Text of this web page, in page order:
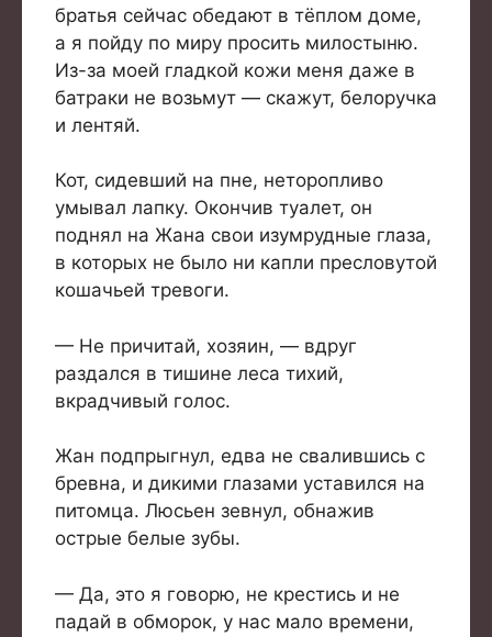
братья сейчас обедают в тёплом доме,
а я пойду по миру просить милостыню.
Из-за моей гладкой кожи меня даже в
батраки не возьмут — скажут, белоручка
и лентяй.
Кот, сидевший на пне, неторопливо
умывал лапку. Окончив туалет, он
поднял на Жана свои изумрудные глаза,
в которых не было ни капли пресловутой
кошачьей тревоги.
— Не причитай, хозяин, — вдруг
раздался в тишине леса тихий,
вкрадчивый голос.
Жан подпрыгнул, едва не свалившись с
бревна, и дикими глазами уставился на
питомца. Люсьен зевнул, обнажив
острые белые зубы.
— Да, это я говорю, не крестись и не
падай в обморок, у нас мало времени,